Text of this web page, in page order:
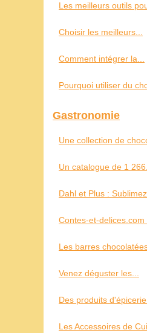
Les meilleurs outils
Choisir les meilleurs...
Comment intégrer la...
Pourquoi utiliser du
Gastronomie
Une collection de
Un catalogue de 1
Dahl et Plus : Sublimez
Contes-et-delices.com
Les barres chocolatées
Venez déguster les...
Des produits d'épicerie
Les Accessoires de